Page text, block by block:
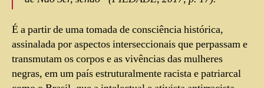
É a partir de uma tomada de consciência histórica,
assinalada por aspectos interseccionais que perpassam e
transmutam os corpos e as vivências das mulheres
negras, em um país estruturalmente racista e patriarcal